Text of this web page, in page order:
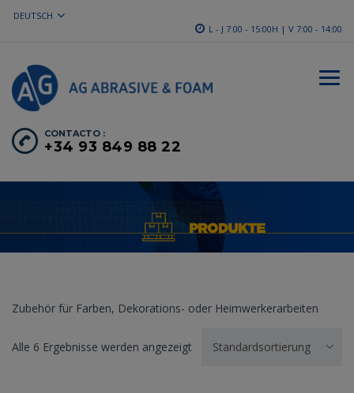
DEUTSCH
L - J 7:00 - 15:00H | V 7:00 - 14:00
CONTACTO :
+34 93 849 88 22
Zubehör für Farben, Dekorations- oder Heimwerkerarbeiten
Alle 6 Ergebnisse werden angezeigt Standardsortierung